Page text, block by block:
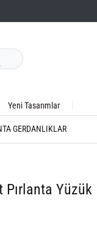
Yeni Tasarımlar
GERDANLIKLAR
Pırlanta Yüzük